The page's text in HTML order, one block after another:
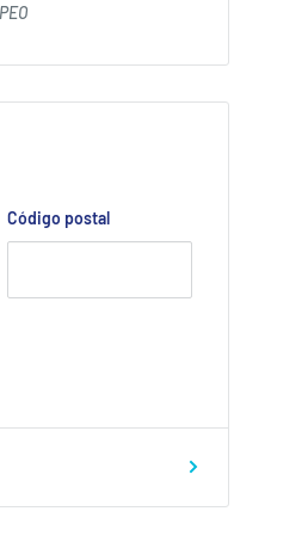
Código postal